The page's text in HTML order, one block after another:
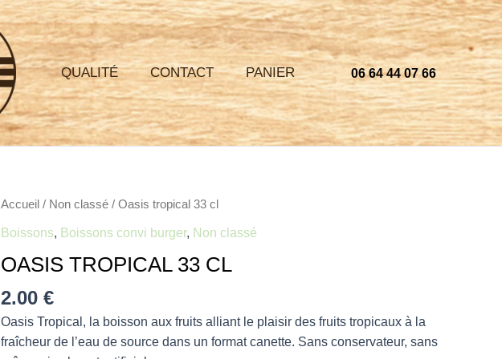
QUALITÉ CONTACT PANIER 06 64 44 07 66
Accueil / Non classé / Oasis tropical 33 cl
Boissons, Boissons convi burger, Non classé
OASIS TROPICAL 33 CL
2.00 €
Oasis Tropical, la boisson aux fruits alliant le plaisir des fruits tropicaux à la
fraîcheur de l’eau de source dans un format canette. Sans conservateur, sans
quantité
tropical
cl